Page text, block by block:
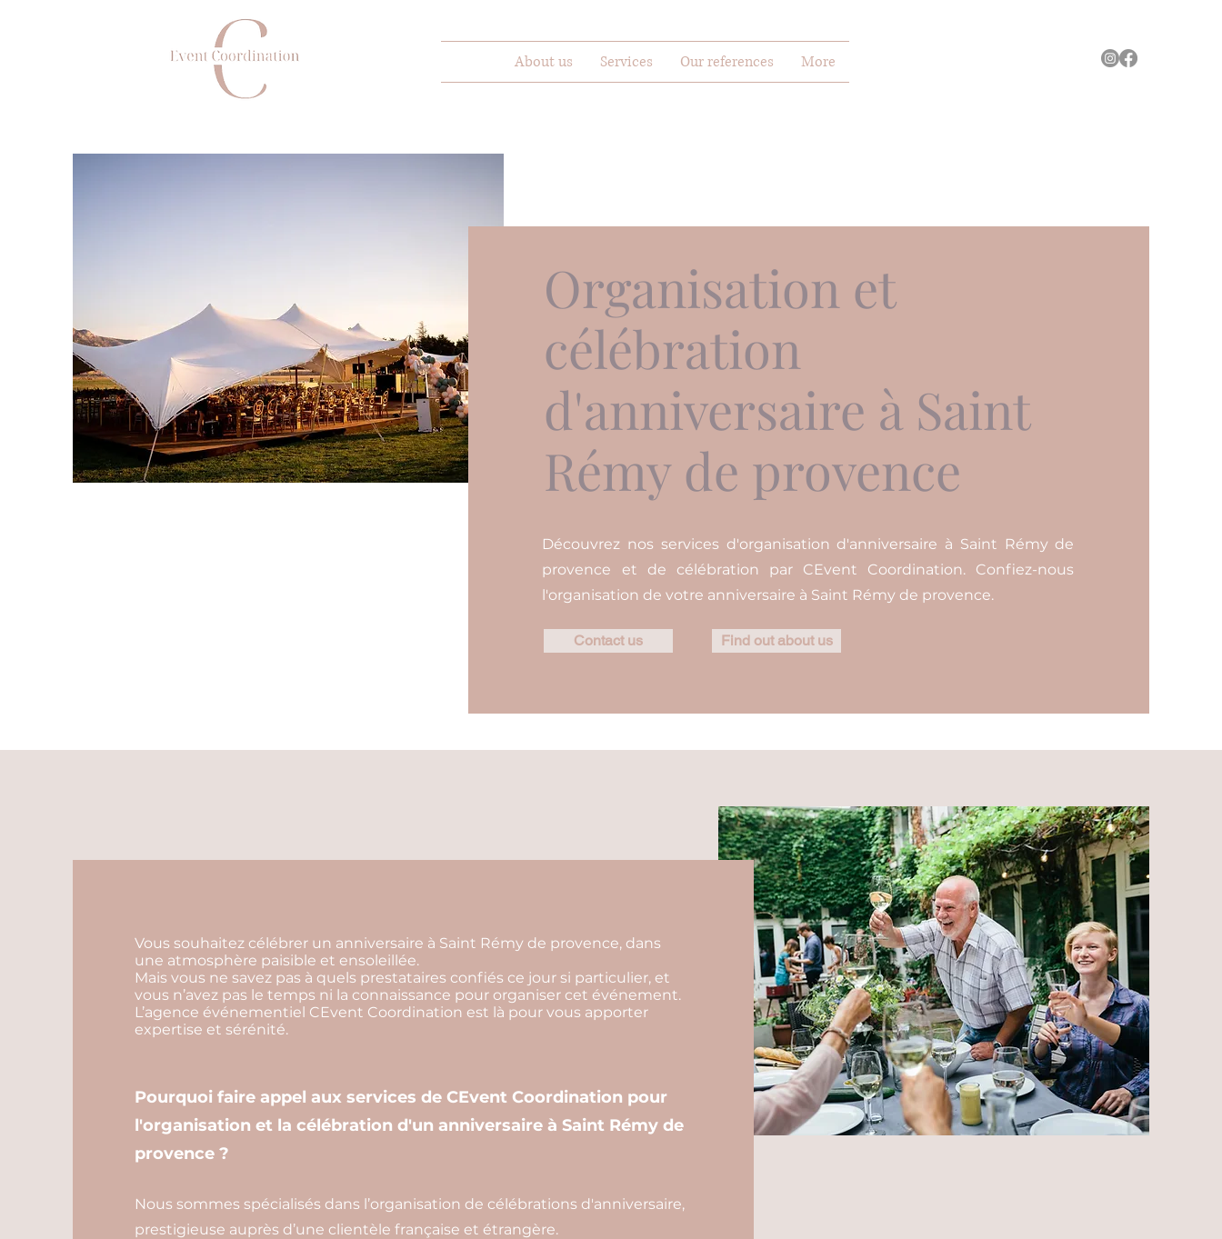
About us Services Our references More
Organisation et
célébration
d'anniversaire à Saint
Rémy de provence
Découvrez nos services d'organisation d'anniversaire à Saint Rémy de
provence et de célébration par CEvent Coordination. Confiez-nous
l'organisation de votre anniversaire à Saint Rémy de provence.
Contact us Find out about us
Vous souhaitez célébrer un anniversaire à Saint Rémy de provence, dans
une atmosphère paisible et ensoleillée.
Mais vous ne savez pas à quels prestataires confiés ce jour si particulier, et
vous n’avez pas le temps ni la connaissance pour organiser cet événement.
L’agence événementiel CEvent Coordination est là pour vous apporter
expertise et sérénité.
Pourquoi faire appel aux services de CEvent Coordination pour
l'organisation et la célébration d'un anniversaire à Saint Rémy de
provence ?
Nous sommes spécialisés dans l’organisation de célébrations d'anniversaire,
prestigieuse auprès d’une clientèle française et étrangère.